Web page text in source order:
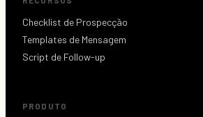
Checklist de Prospecção
Templates de Mensagem
Script de Follow-up
PRODUTO